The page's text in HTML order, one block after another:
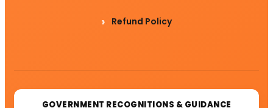
Refund Policy
GOVERNMENT RECOGNITIONS & GUIDANCE